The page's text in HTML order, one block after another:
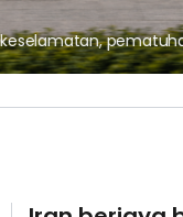
pematuhan